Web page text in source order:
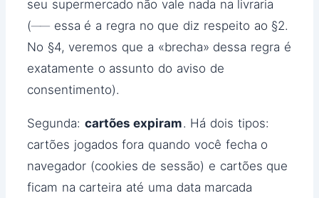
seu supermercado não vale nada na livraria
(── essa é a regra no que diz respeito ao §2.
No §4, veremos que a «brecha» dessa regra é
exatamente o assunto do aviso de
consentimento).
Segunda: cartões expiram. Há dois tipos:
cartões jogados fora quando você fecha o
navegador (cookies de sessão) e cartões que
ficam na carteira até uma data marcada